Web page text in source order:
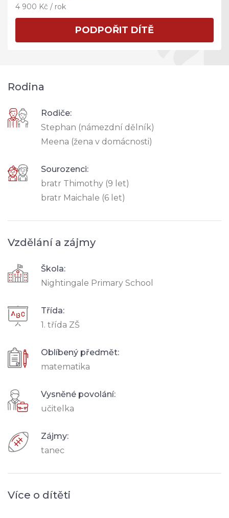
4 900 Kč / rok
PODPOŘIT DÍTĚ
Rodina
Rodiče:
Stephan (námezdní dělník)
Meena (žena v domácnosti)
Sourozenci:
bratr Thimothy (9 let)
bratr Maichale (6 let)
Vzdělání a zájmy
Škola:
Nightingale Primary School
Třída:
1. třída ZŠ
Oblíbený předmět:
matematika
Vysněné povolání:
učitelka
Zájmy:
tanec
Více o dítěti